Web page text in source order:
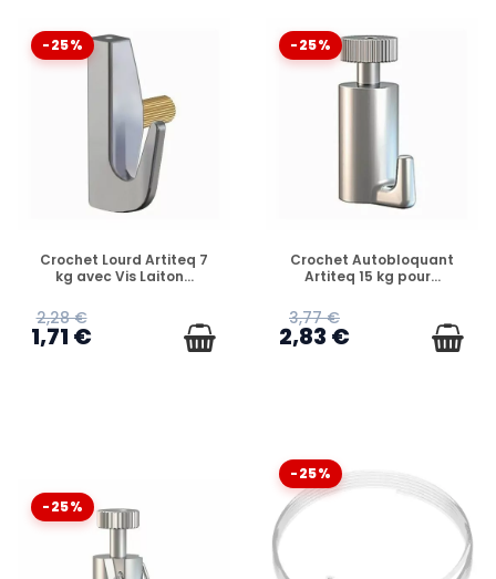
-25%
EN STOCK
Crochet Lourd Artiteq 7
kg avec Vis Laiton...
2,28 €
1,71 €
-25%
EN STOCK
Crochet Autobloquant
Artiteq 15 kg pour...
3,77 €
2,83 €
-25%
-25%